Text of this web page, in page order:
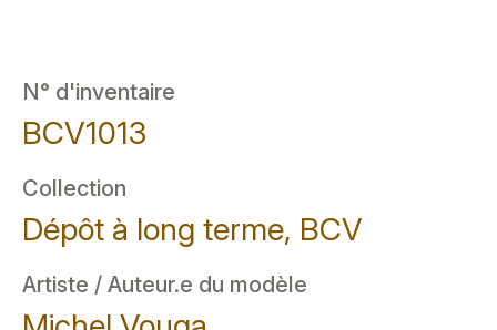
N° d'inventaire
BCV1013
Collection
Dépôt à long terme, BCV
Artiste / Auteur.e du modèle